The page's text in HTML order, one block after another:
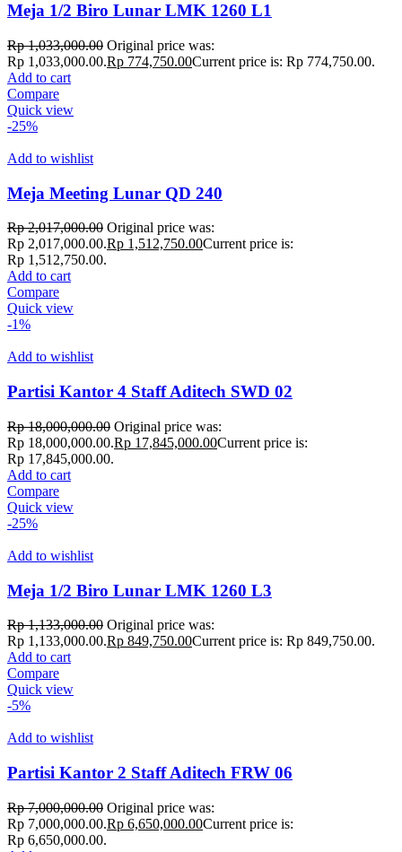
Meja 1/2 Biro Lunar LMK 1260 L1
Rp1,033,000.00 Original price was:
Rp 1,033,000.00.Rp 774,750.00Current price is: Rp 774,750.00.
Add to cart
Compare
Quick view
-25%
Add to wishlist
Meja Meeting Lunar QD 240
Rp2,017,000.00 Original price was:
Rp 2,017,000.00.Rp 1,512,750.00Current price is:
Rp 1,512,750.00.
Add to cart
Compare
Quick view
-1%
Add to wishlist
Partisi Kantor 4 Staff Aditech SWD 02
Rp18,000,000.00 Original price was:
Rp 18,000,000.00.Rp 17,845,000.00Current price is:
Rp 17,845,000.00.
Add to cart
Compare
Quick view
-25%
Add to wishlist
Meja 1/2 Biro Lunar LMK 1260 L3
Rp1,133,000.00 Original price was:
Rp 1,133,000.00.Rp 849,750.00Current price is: Rp 849,750.00.
Add to cart
Compare
Quick view
-5%
Add to wishlist
Partisi Kantor 2 Staff Aditech FRW 06
Rp7,000,000.00 Original price was:
Rp 7,000,000.00.Rp 6,650,000.00Current price is:
Rp 6,650,000.00.